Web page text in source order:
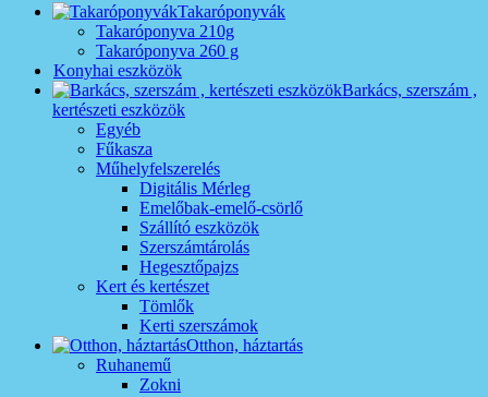
Takaróponyvák
Takaróponyva 210g
Takaróponyva 260 g
Konyhai eszközök
Barkács, szerszám ,
kertészeti eszközök
Egyéb
Fűkasza
Műhelyfelszerelés
Digitális Mérleg
Emelőbak-emelő-csörlő
Szállító eszközök
Szerszámtárolás
Hegesztőpajzs
Kert és kertészet
Tömlők
Kerti szerszámok
Otthon, háztartás
Ruhanemű
Zokni